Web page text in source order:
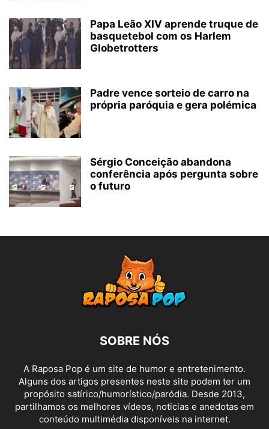
Papa Leão XIV aprende truque de
basquetebol com os Harlem
Globetrotters
Padre vence sorteio de carro na
própria paróquia e gera polémica
Sérgio Conceição abandona
conferência após pergunta sobre
o futuro
SOBRE NÓS
A Raposa Pop é um site de humor e entretenimento.
Alguns dos artigos presentes neste site podem ter um
propósito satírico/humorístico/paródia. Desde 2013,
partilhamos os melhores vídeos, noticias e anedotas em
conteúdo multimédia disponíveis na internet.